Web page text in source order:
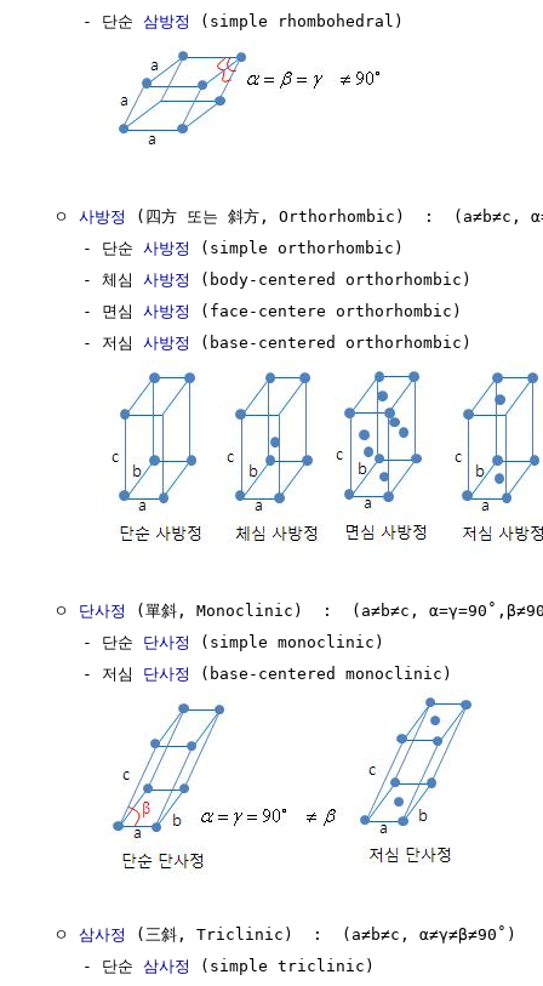
     - 단순
삼방정 (simple rhombohedral)
  ㅇ
사방정
(四方 또는 斜方, Orthorhombic)  :  (a≠b≠c,
     - 단순
사방정
(simple orthorhombic)
     - 체심
사방정
(body-centered orthorhombic)
     - 면심
사방정
(face-centere orthorhombic)
     - 저심
사방정 (base-centered orthorhombic)
  ㅇ
단사정
(單斜, Monoclinic)  :  (a≠b≠c,
     - 단순
단사정
(simple monoclinic)
     - 저심
단사정 (base-centered monoclinic)
  ㅇ
삼사정
(三斜, Triclinic)  :  (a≠b≠c, α≠γ≠β≠90˚)
     - 단순
삼사정 (simple triclinic)